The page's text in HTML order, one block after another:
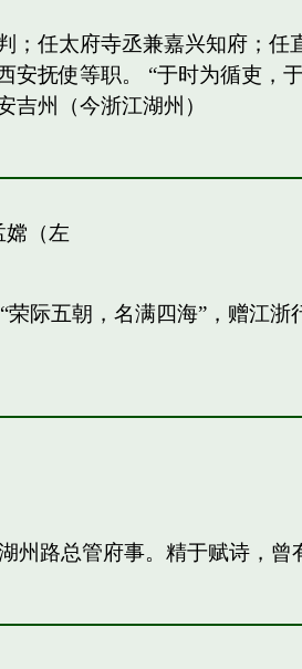
；任太府寺丞兼嘉兴知府；
抚使等职。 “于时为循吏
州（今浙江湖州）
嫦（左
际五朝，名满四海”，赠江
路总管府事。精于赋诗，曾